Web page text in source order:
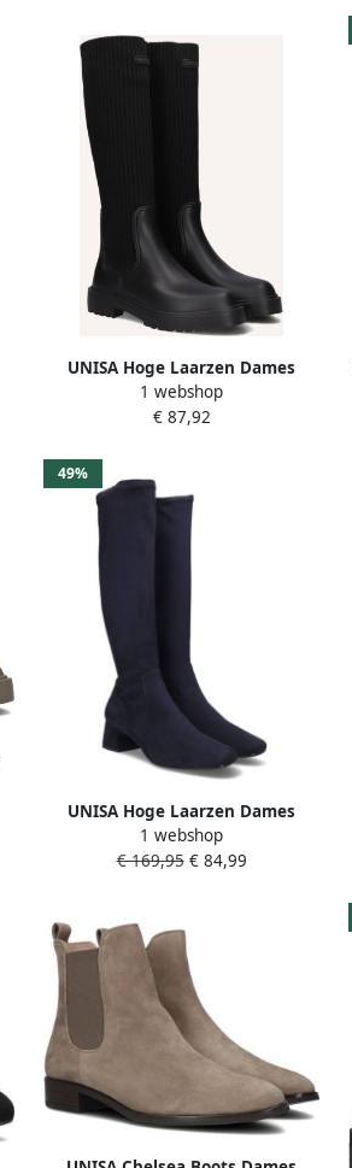
UNISA Hoge Laarzen Dames
Falerce Maat: 38 Materiaal:
Textiel Kleur: Zwart
1 webshop
€ 87,92
49%
UNISA Hoge Laarzen Dames
Lapes Maat: 37 Materiaal:
Suèdelook Kleur: Blauw
1 webshop
€ 169,95€ 84,99